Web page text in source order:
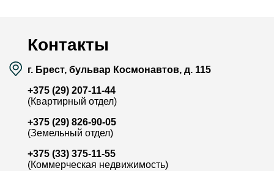
Контакты
г. Брест, бульвар Космонавтов, д. 115
+375 (29) 207-11-44
(Квартирный отдел)
+375 (29) 826-90-05
(Земельный отдел)
+375 (33) 375-11-55
(Коммерческая недвижимость)